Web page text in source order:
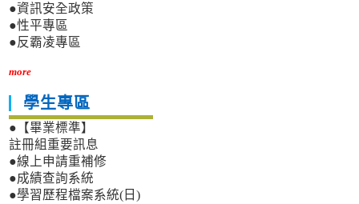
●資訊安全政策
●性平專區
●反霸凌專區
more
學生專區
●【畢業標準】
註冊組重要訊息
●線上申請重補修
●成績查詢系統
●學習歷程檔案系統(日)